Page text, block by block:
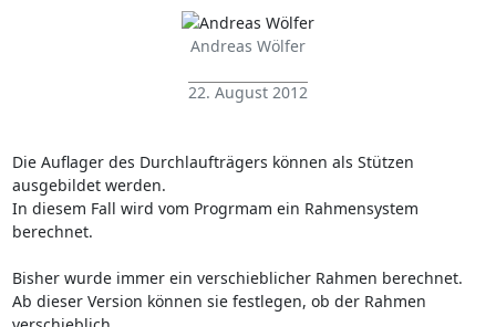
Andreas Wölfer
22. August 2012
Die Auflager des Durchlaufträgers können als Stützen
ausgebildet werden.
In diesem Fall wird vom Progrmam ein Rahmensystem
berechnet.
Bisher wurde immer ein verschieblicher Rahmen berechnet.
Ab dieser Version können sie festlegen, ob der Rahmen